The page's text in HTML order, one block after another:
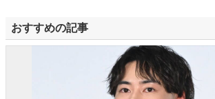
おすすめの記事